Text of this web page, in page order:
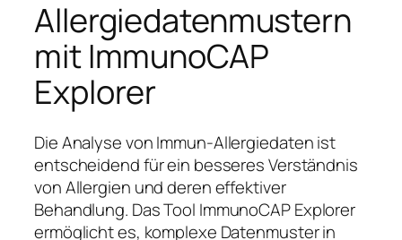
Allergiedatenmustern
mit ImmunoCAP
Explorer
Die Analyse von Immun-Allergiedaten ist
entscheidend für ein besseres Verständnis
von Allergien und deren effektiver
Behandlung. Das Tool ImmunoCAP Explorer
ermöglicht es, komplexe Datenmuster in